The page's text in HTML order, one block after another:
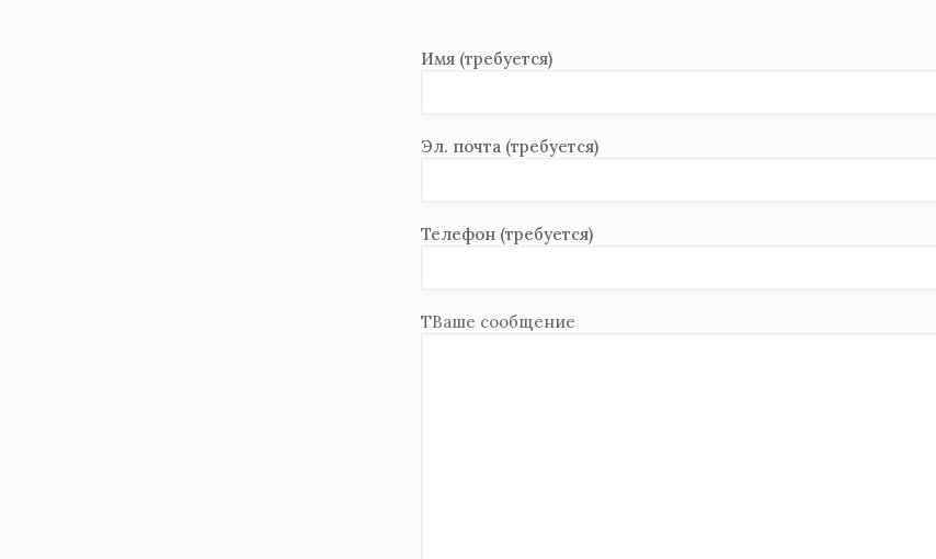
Имя (требуется)
Эл. почта (требуется)
Телефон (требуется)
ТВаше сообщение